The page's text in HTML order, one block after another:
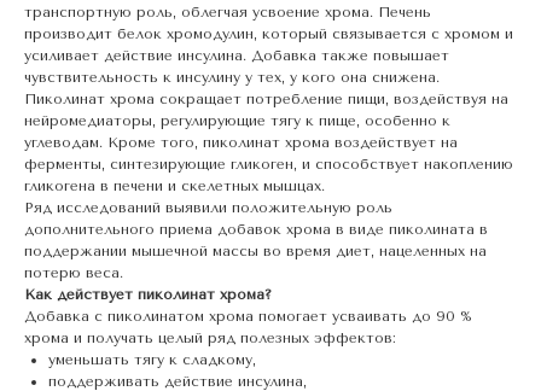
транспортную роль, облегчая усвоение хрома. Печень
производит белок хромодулин, который связывается с хромом и
усиливает действие инсулина. Добавка также повышает
чувствительность к инсулину у тех, у кого она снижена.
Пиколинат хрома сокращает потребление пищи, воздействуя на
нейромедиаторы, регулирующие тягу к пище, особенно к
углеводам. Кроме того, пиколинат хрома воздействует на
ферменты, синтезирующие гликоген, и способствует накоплению
гликогена в печени и скелетных мышцах.
Ряд исследований выявили положительную роль
дополнительного приема добавок хрома в виде пиколината в
поддержании мышечной массы во время диет, нацеленных на
потерю веса.
Как действует пиколинат хрома?
Добавка с пиколинатом хрома помогает усваивать до 90 %
хрома и получать целый ряд полезных эффектов:
уменьшать тягу к сладкому,
поддерживать действие инсулина,